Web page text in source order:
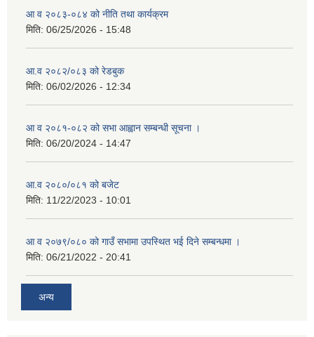
आ व २०८३-०८४ को नीति तथा कार्यक्रम
मिति: 06/25/2026 - 15:48
आ.व २०८२/०८३ को रेडबुक
मिति: 06/02/2026 - 12:34
आ व २०८१-०८२ को सभा आह्वान सम्बन्धी सूचना ।
मिति: 06/20/2024 - 14:47
आ.व २०८०/०८१ को बजेट
मिति: 11/22/2023 - 10:01
आ व २०७९/०८० को गाउँ सभामा उपस्थित भई दिने सम्बन्धमा ।
मिति: 06/21/2022 - 20:41
अन्य